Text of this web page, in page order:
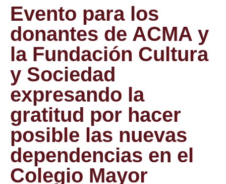
Evento para los
donantes de ACMA y
la Fundación Cultura
y Sociedad
expresando la
gratitud por hacer
posible las nuevas
dependencias en el
Colegio Mayor